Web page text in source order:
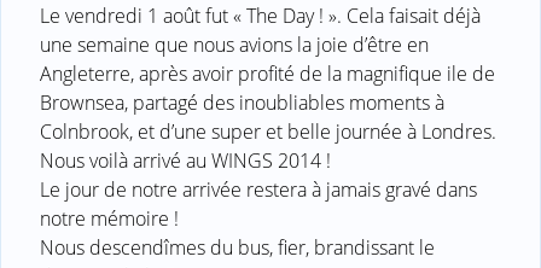
Le vendredi 1 août fut « The Day ! ». Cela faisait déjà
une semaine que nous avions la joie d’être en
Angleterre, après avoir profité de la magnifique ile de
Brownsea, partagé des inoubliables moments à
Colnbrook, et d’une super et belle journée à Londres.
Nous voilà arrivé au WINGS 2014 !
Le jour de notre arrivée restera à jamais gravé dans
notre mémoire !
Nous descendîmes du bus, fier, brandissant le